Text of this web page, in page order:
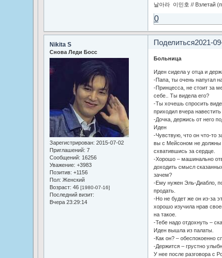
날아라 이민호 // Взлетай
0
Поделиться2021-
Nikita S
Снова Леди Босс
Зарегистрирован: 2015-07-02
Приглашений: 7
Сообщений: 16256
Уважение: +3983
Позитив: +1156
Пол: Женский
Возраст: 46 [1980-07-16]
Последний визит:
Вчера 23:29:14
Больница
Иден сидела у отца и
-Папа, ты очень напугал
-Принцесса, не стоит за
себе.. Ты видела его?
-Ты хочешь спросить
приходил вчера навестить
-Дочка, держись от него
Иден
-Чувствую, что он что-то
вы с Мейсоном не должны
схватившись за сердце.
-Хорошо – машинально
доходить смысл
зачем?
-Ему нужен Эль-Диабло,
продать.
-Но не будет же он из-за
хорошо изучила нрав
на такое.
-Тебе надо отдохнуть –
Иден вышла из палаты.
-Как он? – обеспокоенно
-Держится – грустно
У нее после разговора с